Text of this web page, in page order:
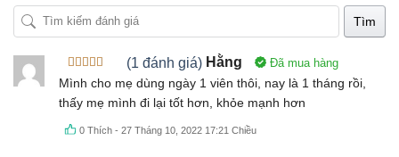
Tìm
Được xếp
hạng55
sao
(1 đánh giá) Hằng Đã mua hàng
Mình cho mẹ dùng ngày 1 viên thôi, nay là 1 tháng rồi,
thấy mẹ mình đi lại tốt hơn, khỏe mạnh hơn
0 Thích -27 Tháng 10, 2022 17:21 Chiều